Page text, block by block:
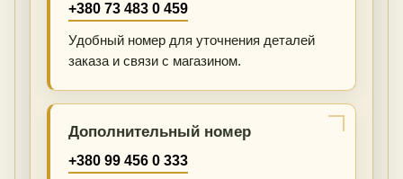
+380 73 483 0 459
Удобный номер для уточнения деталей
заказа и связи с магазином.
Дополнительный номер
+380 99 456 0 333